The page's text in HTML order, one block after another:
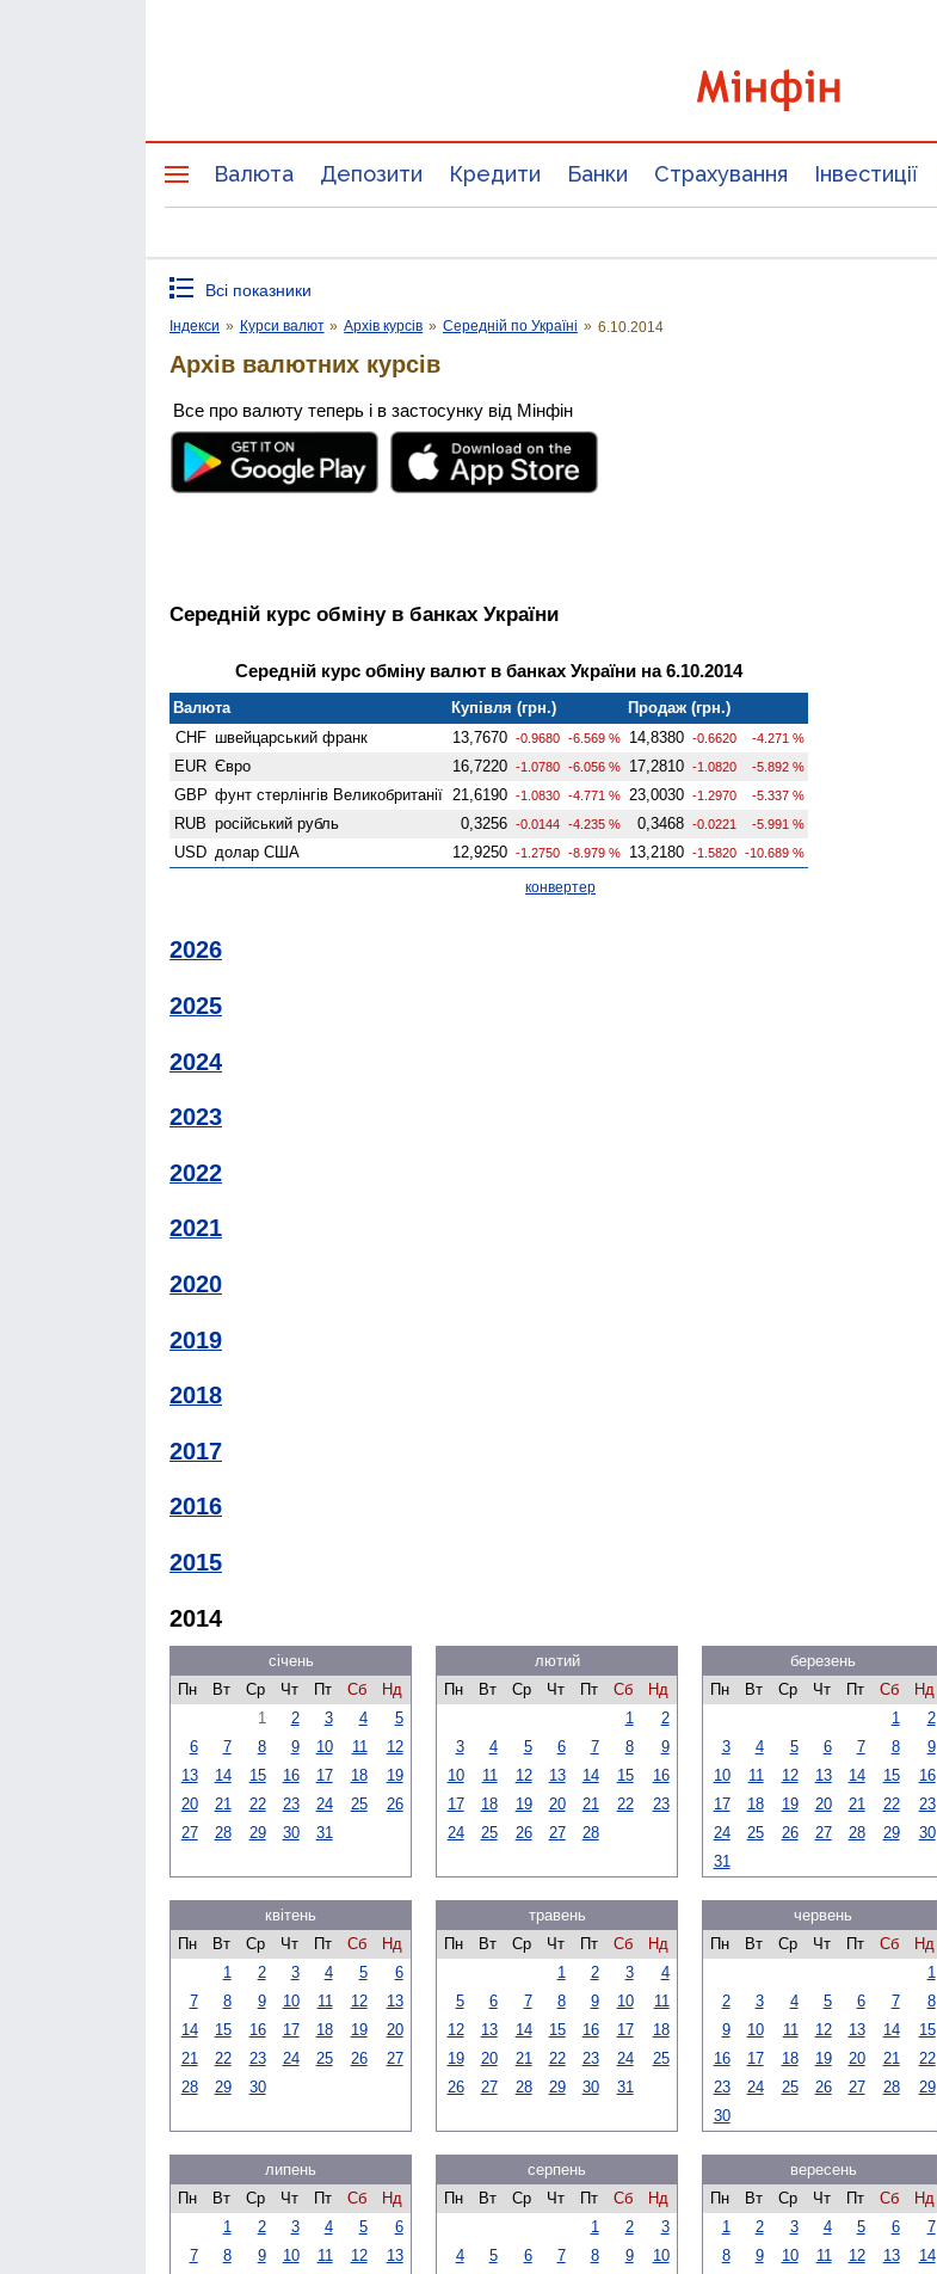
Валюта Депозити Кредити Банки Страхування Інвестиції
Всі показники
Індекси » Курси валют » Архів курсів » Середній по Україні » 6.10.2014
Архів валютних курсів
Все про валюту теперь і в застосунку від Мінфін
Середній курс обміну в банках України
Середній курс обміну валют в банках України на 6.10.2014
Валюта Купівля (грн.)
Продаж (грн.)
CHF швейцарський франк 13,7670 -0.9680 -6.569 % 14,8380 -0.6620 -4.271 %
EUR Євро 16,7220 -1.0780 -6.056 % 17,2810 -1.0820 -5.892 %
GBP фунт стерлінгів Велико­британії 21,6190 -1.0830 -4.771 % 23,0030 -1.2970 -5.337 %
RUB російський рубль 0,3256 -0.0144 -4.235 % 0,3468 -0.0221 -5.991 %
USD долар США 12,9250 -1.2750 -8.979 % 13,2180 -1.5820 -10.689 %
конвертер
2026
2025
2024
2023
2022
2021
2020
2019
2018
2017
2016
2015
2014
січень
Пн
Вт Ср Чт Пт Сб
Нд
1
2 3 4
5
6
7 8 9 10 11
12
13
14 15 16 17 18
19
20
21 22 23 24 25
26
27
28 29 30 31
лютий
Пн
Вт Ср Чт Пт Сб
Нд
1
2
3
4 5 6 7 8
9
10
11 12 13 14 15
16
17
18 19 20 21 22
23
24
25 26 27 28
березень
Пн
Вт Ср Чт Пт Сб
Нд
1
2
3
4 5 6 7 8
9
10
11 12 13 14 15
16
17
18 19 20 21 22
23
24
25 26 27 28 29
30
31
квітень
Пн
Вт Ср Чт Пт Сб
Нд
1
2 3 4 5
6
7
8 9 10 11 12
13
14
15 16 17 18 19
20
21
22 23 24 25 26
27
28
29 30
травень
Пн
Вт Ср Чт Пт Сб
Нд
1
2 3
4
5
6 7 8 9 10
11
12
13 14 15 16 17
18
19
20 21 22 23 24
25
26
27 28 29 30 31
червень
Пн
Вт Ср Чт Пт Сб
Нд
1
2
3 4 5 6 7
8
9
10 11 12 13 14
15
16
17 18 19 20 21
22
23
24 25 26 27 28
29
30
липень
Пн
Вт Ср Чт Пт Сб
Нд
1
2 3 4 5
6
7
8 9 10 11 12
13
серпень
Пн
Вт Ср Чт Пт Сб
Нд
1
2
3
4
5 6 7 8 9
10
вересень
Пн
Вт Ср Чт Пт Сб
Нд
1
2 3 4 5 6
7
8
9 10 11 12 13
14